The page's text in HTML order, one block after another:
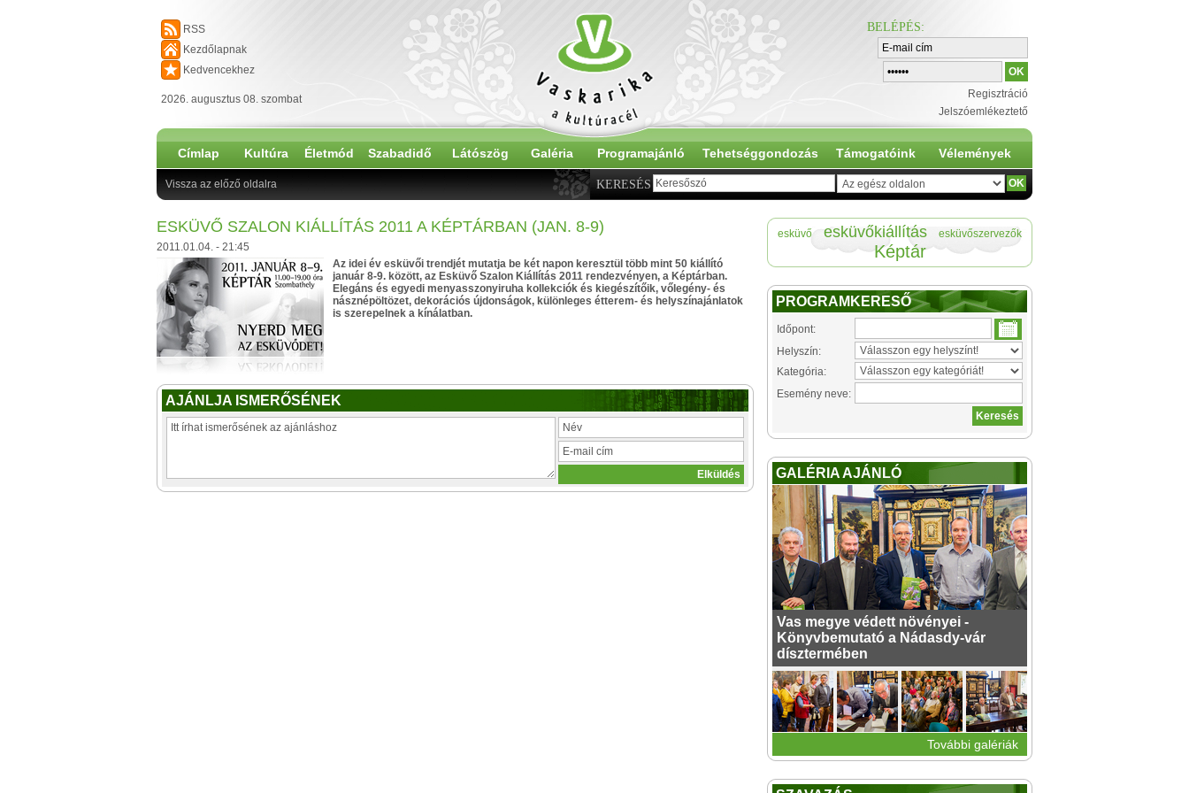
RSS
Kezdőlapnak
Kedvencekhez
2026. augusztus 08. szombat
BELÉPÉS:
Regisztráció
Jelszóemlékeztető
Címlap Kultúra Életmód Szabadidő Látószög Galéria Programajánló Tehetséggondozás Támogatóink Vélemények
KERESÉS
Vissza az előző oldalra
ESKÜVŐ SZALON KIÁLLÍTÁS 2011 A KÉPTÁRBAN (JAN. 8-9)
2011.01.04. - 21:45
Az idei év esküvői trendjét mutatja be két napon keresztül több mint 50 kiállító
január 8-9. között, az Esküvő Szalon Kiállítás 2011 rendezvényen, a Képtárban.
Elegáns és egyedi menyasszonyiruha kollekciók és kiegészítőik, vőlegény- és
násznépöltözet, dekorációs újdonságok, különleges étterem- és helyszínajánlatok
is szerepelnek a kínálatban.
AJÁNLJA ISMERŐSÉNEK
esküvő esküvőkiállítás esküvőszervezők
Képtár
PROGRAMKERESŐ
Időpont:
Helyszín:
Kategória:
Esemény neve:
GALÉRIA AJÁNLÓ
Vas megye védett növényei -
Könyvbemutató a Nádasdy-vár
dísztermében
További galériák